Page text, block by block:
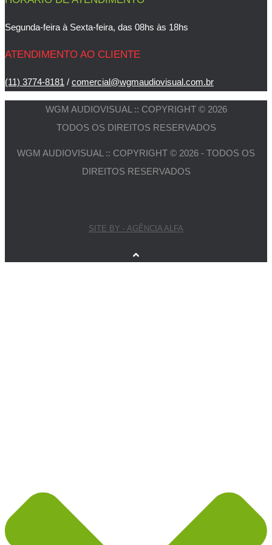
Segunda-feira à Sexta-feira, das 08hs às 18hs
ATENDIMENTO AO CLIENTE
(11) 3774-8181 / comercial@wgmaudiovisual.com.br
WGM AUDIOVISUAL :: COPYRIGHT © 2026
TODOS OS DIREITOS RESERVADOS
WGM AUDIOVISUAL :: COPYRIGHT © 2026 - TODOS OS
DIREITOS RESERVADOS
SITE BY - AGÊNCIA ALFA